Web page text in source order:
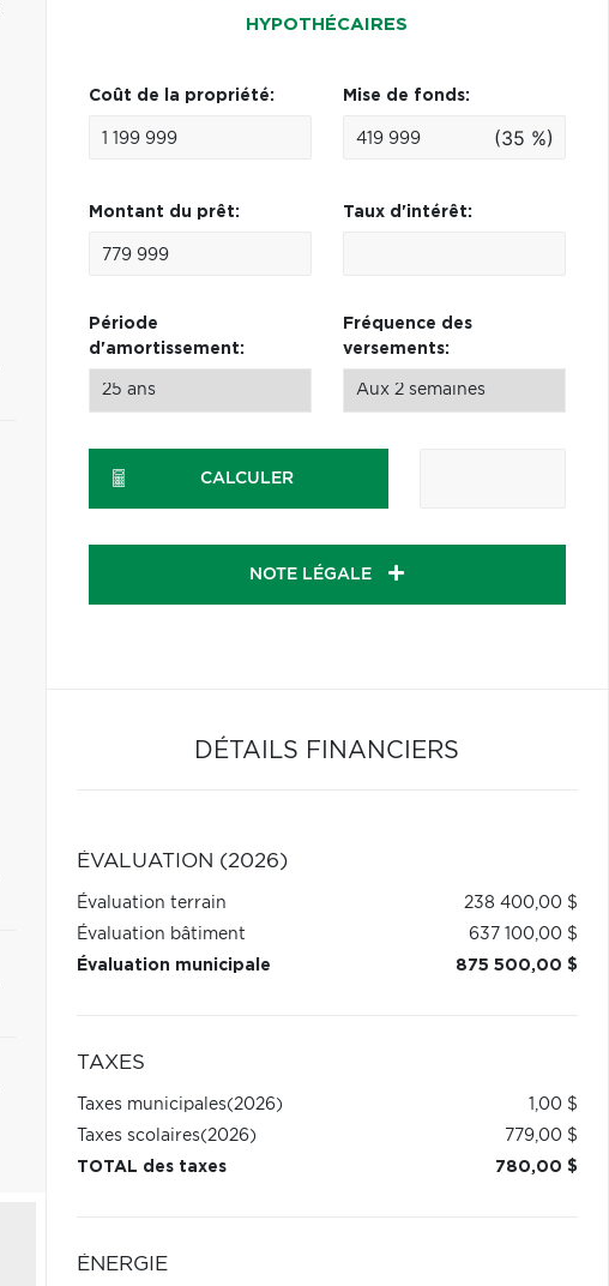
HYPOTHÉCAIRES
Coût de la propriété: Mise de fonds:
(35 %)
Montant du prêt: Taux d'intérêt:
Période
d'amortissement:
Fréquence des
versements:
CALCULER
NOTE LÉGALE
DÉTAILS FINANCIERS
ÉVALUATION (2026)
Évaluation terrain
238 400,00 $
Évaluation bâtiment
637 100,00 $
Évaluation municipale
875 500,00 $
TAXES
Taxes municipales(2026)
1,00 $
Taxes scolaires(2026)
779,00 $
TOTAL des taxes
780,00 $
ÉNERGIE